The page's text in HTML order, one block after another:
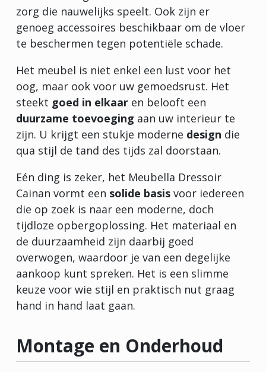
zorg die nauwelijks speelt. Ook zijn er
genoeg accessoires beschikbaar om de vloer
te beschermen tegen potentiële schade.
Het meubel is niet enkel een lust voor het
oog, maar ook voor uw gemoedsrust. Het
steekt goed in elkaar en belooft een
duurzame toevoeging aan uw interieur te
zijn. U krijgt een stukje moderne design die
qua stijl de tand des tijds zal doorstaan.
Eén ding is zeker, het Meubella Dressoir
Cainan vormt een solide basis voor iedereen
die op zoek is naar een moderne, doch
tijdloze opbergoplossing. Het materiaal en
de duurzaamheid zijn daarbij goed
overwogen, waardoor je van een degelijke
aankoop kunt spreken. Het is een slimme
keuze voor wie stijl en praktisch nut graag
hand in hand laat gaan.
Montage en Onderhoud